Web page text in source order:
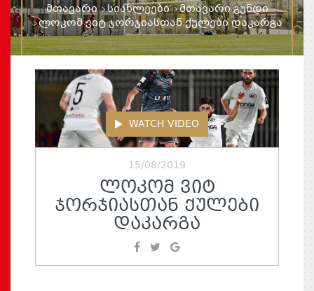
მთავარი სიახლეები
მთავარი გუნდი
ლოკომ ვიტ ჯორჯიასთან ქულები დაკარგა
WATCH VIDEO
15/08/2019
ᲚᲝᲙᲝᲛ ᲕᲘᲢ
ᲯᲝᲠᲯᲘᲐᲡᲗᲐᲜ ᲥᲣᲚᲔᲑᲘ
ᲓᲐᲙᲐᲠᲒᲐ